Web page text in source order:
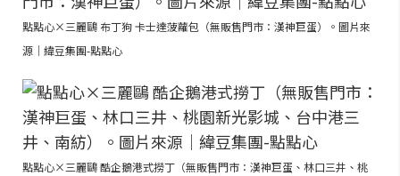
點點心×三麗鷗 布丁狗 卡士達菠蘿包（無販售門市：漢神巨蛋）。圖片來
源｜緯豆集團-點點心
點點心×三麗鷗 酷企鵝港式撈丁（無販售門市：漢神巨蛋、林口三井、桃